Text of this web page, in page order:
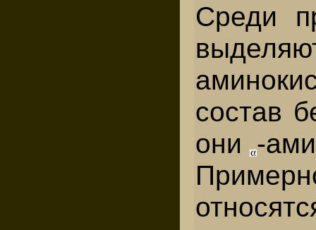
Среди
состав
они -